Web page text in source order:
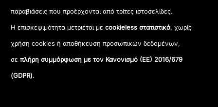
παραβιάσεις που προέρχονται από τρίτες ιστοσελίδες.
Η επισκεψιμότητα μετριέται μεcookieless στατιστικά, χωρίς
χρήση cookies ή αποθήκευση προσωπικών δεδομένων,
σεπλήρη συμμόρφωση με τον Κανονισμό (ΕΕ) 2016/679
(GDPR).